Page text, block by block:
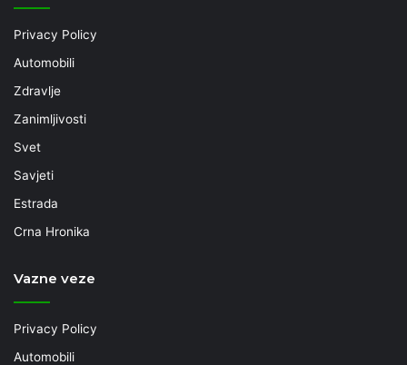
Privacy Policy
Automobili
Zdravlje
Zanimljivosti
Svet
Savjeti
Estrada
Crna Hronika
Vazne veze
Privacy Policy
Automobili